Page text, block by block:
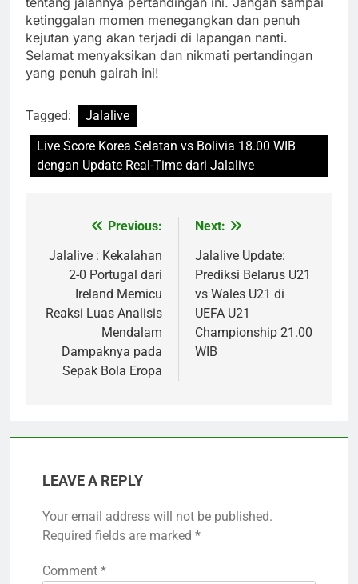
ketinggalan momen menegangkan dan penuh
kejutan yang akan terjadi di lapangan nanti.
Selamat menyaksikan dan nikmati pertandingan
yang penuh gairah ini!
Tagged:
Jalalive
Live Score Korea Selatan vs Bolivia 18.00 WIB
dengan Update Real-Time dari Jalalive
navigation
Previous:
Jalalive : Kekalahan
2-0 Portugal dari
Ireland Memicu
Reaksi Luas Analisis
Mendalam
Dampaknya pada
Sepak Bola Eropa
Next:
Jalalive Update:
Prediksi Belarus U21
vs Wales U21 di
UEFA U21
Championship 21.00
WIB
LEAVE A REPLY
Your email address will not be published.
Required fields are marked *
Comment *